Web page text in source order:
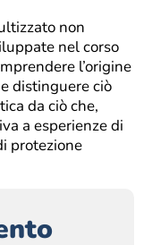
non
nel corso
l’origine
distinguere ciò
da ciò che,
a esperienze di
protezione